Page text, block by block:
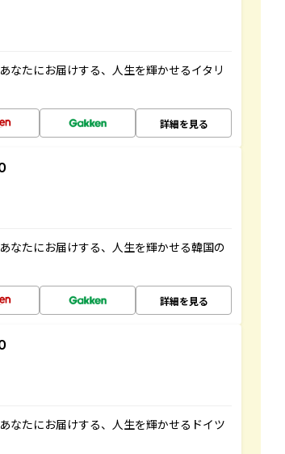
なたにお届けする、人生を輝かせるイタリ
詳細を見る
なたにお届けする、人生を輝かせる韓国の
詳細を見る
なたにお届けする、人生を輝かせるドイツ